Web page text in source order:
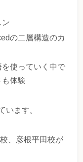
ン
の二層構造のカ
使っていく中で
体験
います。
、彦根平田校が